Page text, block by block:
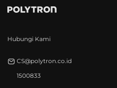
Hubungi Kami
CS@polytron.co.id
1500833